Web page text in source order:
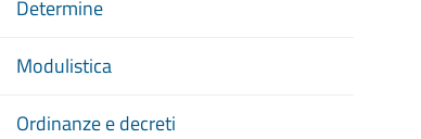
Determine
Modulistica
Ordinanze e decreti